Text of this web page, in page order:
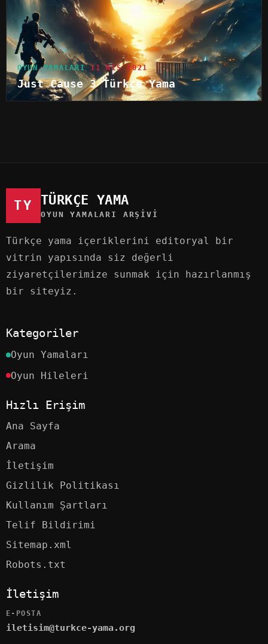
OYUN YAMALARI 11 NIS 2021
Just Cause 3 Türkçe Yama
TY TÜRKÇE YAMA
OYUN YAMALARI ARŞIVI
Türkçe yama içeriklerini editoryal bir
vitrin yapısında siz değerli
ziyaretçilerimize sunmak için hazırlanmış
bir siteyiz.
Kategoriler
Oyun Yamaları
Oyun Hileleri
Hızlı Erişim
Ana Sayfa
Arama
İletişim
Gizlilik Politikası
Kullanım Şartları
Telif Bildirimi
Sitemap.xml
Robots.txt
İletişim
E-POSTA
iletisim@turkce-yama.org